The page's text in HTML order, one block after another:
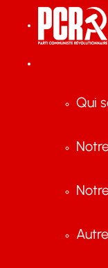
Qui